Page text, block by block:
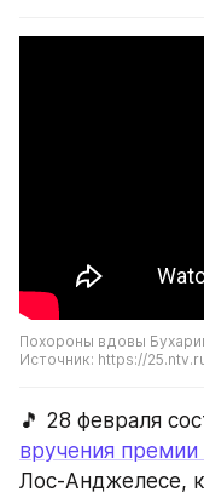
Похороны вдовы
Источник: https://
🎵 28 февраля
вручения
Лос-Анджелесе,